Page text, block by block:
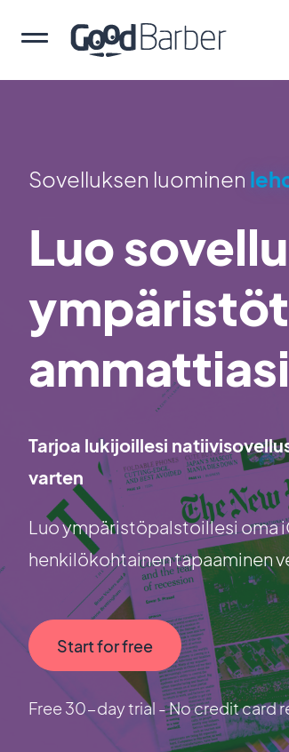
Sovelluksen luominen
Luo
Tarjoa lukijoillesi
varten
Luo ympäristöpalstoillesi oma
henkilökohtainen tapaaminen
Start for free
Free 30-day trial - No credit card